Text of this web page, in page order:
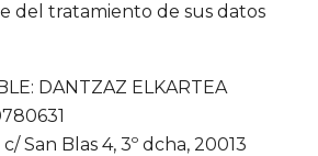
del tratamiento de sus datos
DANTZAZ ELKARTEA
San Blas 4, 3º dcha, 20013